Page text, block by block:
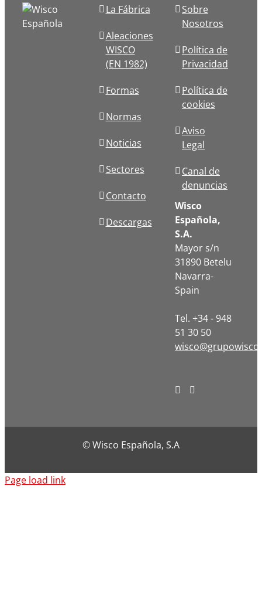
La Fábrica
Aleaciones
WISCO
(EN 1982)
Formas
Normas
Noticias
Sectores
Contacto
Descargas
Sobre
Nosotros
Política de
Privacidad
Política de
cookies
Aviso
Legal
Canal de
denuncias
Wisco
Española,
S.A.
Mayor s/n
31890 Betelu
Navarra-
Spain
Tel. +34 - 948
51 30 50
© Wisco Española, S.A
Page load link